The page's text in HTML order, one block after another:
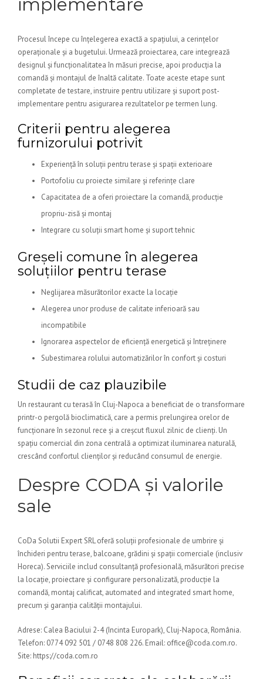
implementare
Procesul începe cu înțelegerea exactă a spațiului, a cerințelor
operaționale și a bugetului. Urmează proiectarea, care integrează
designul și funcționalitatea în măsuri precise, apoi producția la
comandă și montajul de înaltă calitate. Toate aceste etape sunt
completate de testare, instruire pentru utilizare și suport post-
implementare pentru asigurarea rezultatelor pe termen lung.
Criterii pentru alegerea
furnizorului potrivit
Experiență în soluții pentru terase și spații exterioare
Portofoliu cu proiecte similare și referințe clare
Capacitatea de a oferi proiectare la comandă, producție
propriu-zisă și montaj
Integrare cu soluții smart home și suport tehnic
Greșeli comune în alegerea
soluțiilor pentru terase
Neglijarea măsurătorilor exacte la locație
Alegerea unor produse de calitate inferioară sau
incompatibile
Ignorarea aspectelor de eficiență energetică și întreținere
Subestimarea rolului automatizărilor în confort și costuri
Studii de caz plauzibile
Un restaurant cu terasă în Cluj-Napoca a beneficiat de o transformare
printr-o pergolă bioclimatică, care a permis prelungirea orelor de
funcționare în sezonul rece și a creșcut fluxul zilnic de clienți. Un
spațiu comercial din zona centrală a optimizat iluminarea naturală,
crescând confortul clienților și reducând consumul de energie.
Despre CODA și valorile
sale
CoDa Solutii Expert SRL oferă soluții profesionale de umbrire și
închideri pentru terase, balcoane, grădini și spații comerciale (inclusiv
Horeca). Serviciile includ consultanță profesională, măsurători precise
la locație, proiectare și configurare personalizată, producție la
comandă, montaj calificat, automated and integrated smart home,
precum și garanția calității montajului.
Adrese: Calea Baciului 2-4 (Incinta Europark), Cluj-Napoca, România.
Telefon: 0774 092 501 / 0748 808 226. Email: office@coda.com.ro.
Site: https://coda.com.ro